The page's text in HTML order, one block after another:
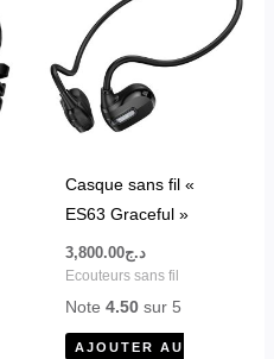
Casque sans fil «
ES63 Graceful »
د.ج3,800.00
Ecouteurs sans fil
Note 4.50sur 5
AJOUTER AU